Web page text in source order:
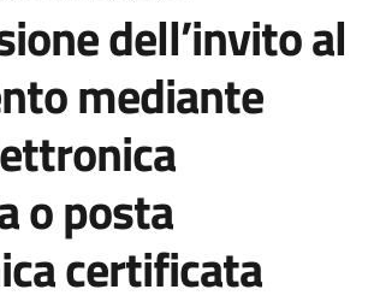
dell’invito al
mediante
o posta
certificata